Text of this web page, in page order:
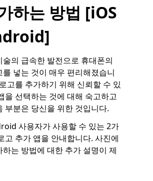
하는 방법 [iOS
술의 급속한 발전으로 휴대폰의
넣는 것이 매우 편리해졌습니
고를 추가하기 위해 신뢰할 수 있
을 선택하는 것에 대해 숙고하고
부분은 당신을 위한 것입니다.
사용자가 사용할 수 있는 2가
고 추가 앱을 안내합니다. 사진에
하는 방법에 대한 추가 설명이 제